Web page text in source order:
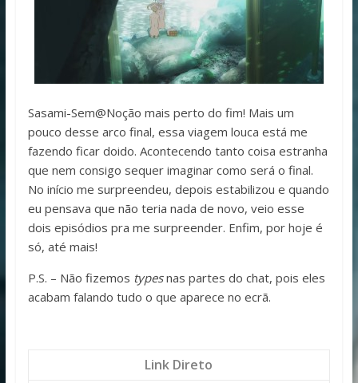
Sasami-Sem@Noção mais perto do fim! Mais um
pouco desse arco final, essa viagem louca está me
fazendo ficar doido. Acontecendo tanto coisa estranha
que nem consigo sequer imaginar como será o final.
No início me surpreendeu, depois estabilizou e quando
eu pensava que não teria nada de novo, veio esse
dois episódios pra me surpreender. Enfim, por hoje é
só, até mais!
P.S. – Não fizemos typesnas partes do chat, pois eles
acabam falando tudo o que aparece no ecrã.
Link Direto